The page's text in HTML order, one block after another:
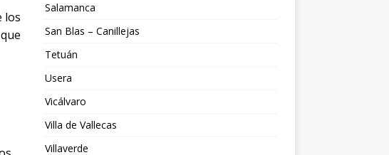
los
Salamanca
San Blas – Canillejas
Tetuán
Usera
Vicálvaro
Villa de Vallecas
Villaverde